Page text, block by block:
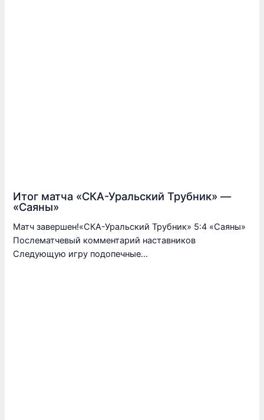
Итог матча «СКА-Уральский Трубник» —
«Саяны»
Матч завершен!«СКА-Уральский Трубник» 5:4 «Саяны»
Послематчевый комментарий наставников
Следующую игру подопечные…